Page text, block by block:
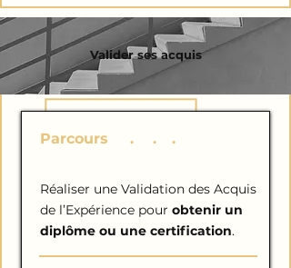
Valider ses acquis
Parcours V. . E.
Réaliser une Validation des Acquis
de l’Expérience pour obtenir un
diplôme ou une certification.